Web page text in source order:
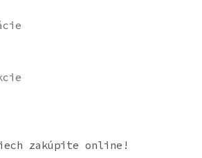
zakúpite online!